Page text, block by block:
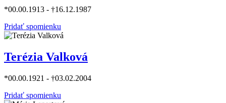
*00.00.1913 - †16.12.1987
Pridať spomienku
Terézia Valková
*00.00.1921 - †03.02.2004
Pridať spomienku